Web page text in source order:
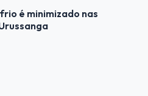
é minimizado nas